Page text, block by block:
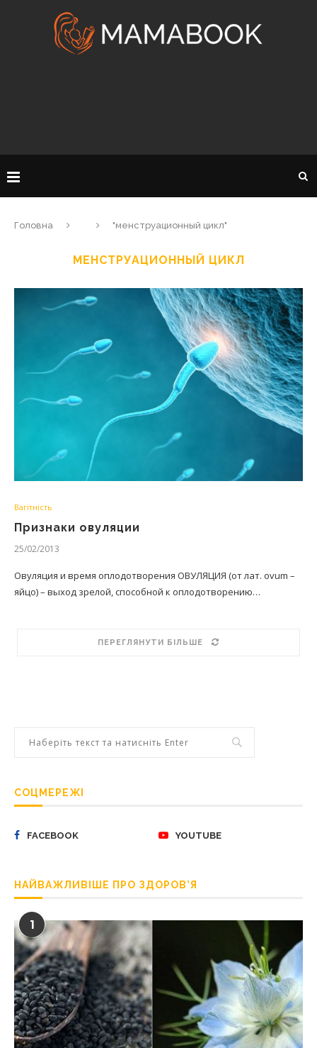
Головна "менструационный цикл"
МЕНСТРУАЦИОННЫЙ ЦИКЛ
Вагітність
Признаки овуляции
25/02/2013
Овуляция и время оплодотворения ОВУЛЯЦИЯ (от лат. ovum –
яйцо) – выход зрелой, способной к оплодотворению…
ПЕРЕГЛЯНУТИ БІЛЬШЕ
СОЦМЕРЕЖІ
FACEBOOK YOUTUBE
НАЙВАЖЛИВІШЕ ПРО ЗДОРОВ’Я
1